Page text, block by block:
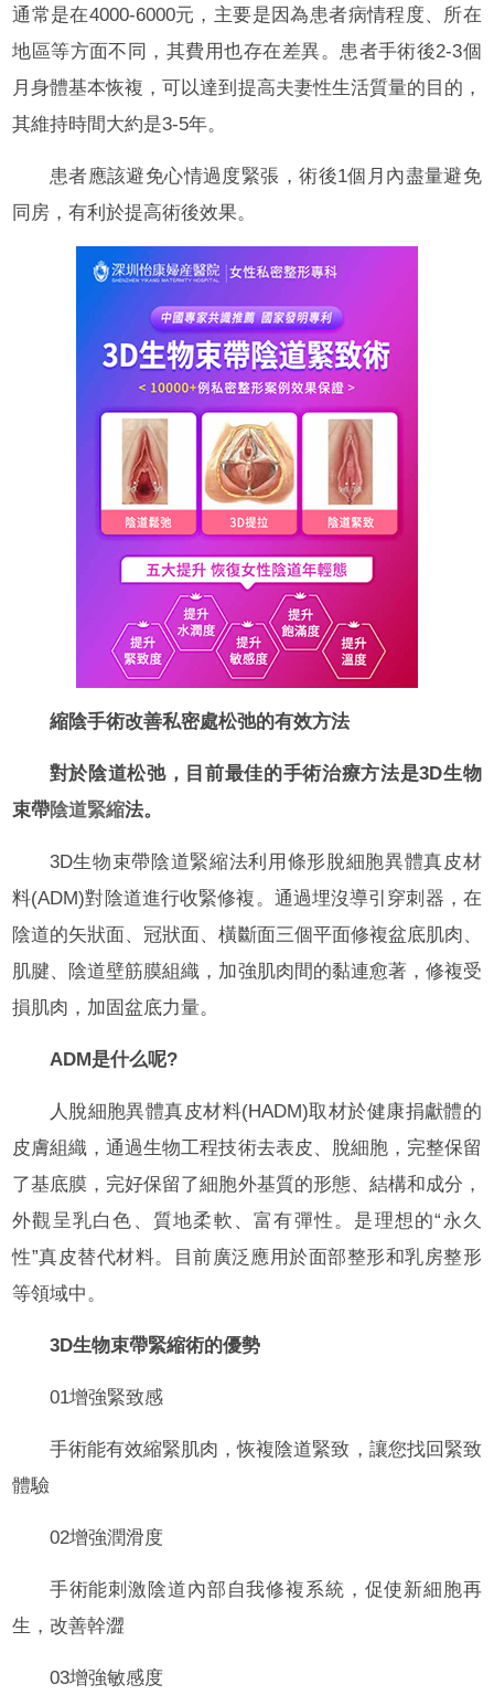
通常是在4000-6000元，主要是因為患者病情程度、所在
地區等方面不同，其費用也存在差異。患者手術後2-3個
月身體基本恢複，可以達到提高夫妻性生活質量的目的，
其維持時間大約是3-5年。
患者應該避免心情過度緊張，術後1個月內盡量避免
同房，有利於提高術後效果。
縮陰手術改善私密處松弛的有效方法
對於陰道松弛，目前最佳的手術治療方法是3D生物
束帶陰道緊縮法。
3D生物束帶陰道緊縮法利用條形脫細胞異體真皮材
料(ADM)對陰道進行收緊修複。通過埋沒導引穿刺器，在
陰道的矢狀面、冠狀面、橫斷面三個平面修複盆底肌肉、
肌腱、陰道壁筋膜組織，加強肌肉間的黏連愈著，修複受
損肌肉，加固盆底力量。
ADM是什么呢?
人脫細胞異體真皮材料(HADM)取材於健康捐獻體的
皮膚組織，通過生物工程技術去表皮、脫細胞，完整保留
了基底膜，完好保留了細胞外基質的形態、結構和成分，
外觀呈乳白色、質地柔軟、富有彈性。是理想的“永久
性”真皮替代材料。目前廣泛應用於面部整形和乳房整形
等領域中。
3D生物束帶緊縮術的優勢
01增強緊致感
手術能有效縮緊肌肉，恢複陰道緊致，讓您找回緊致
體驗
02增強潤滑度
手術能刺激陰道內部自我修複系統，促使新細胞再
生，改善幹澀
03增強敏感度